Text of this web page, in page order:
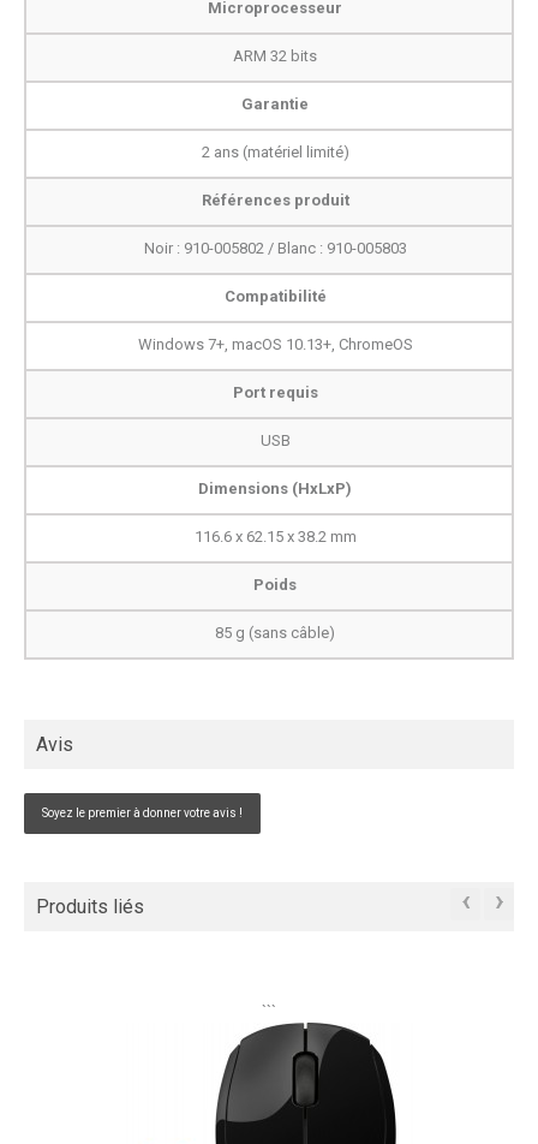
Microprocesseur
ARM 32 bits
Garantie
2 ans (matériel limité)
Références produit
Noir : 910-005802 / Blanc : 910-005803
Compatibilité
Windows 7+, macOS 10.13+, ChromeOS
Port requis
USB
Dimensions (HxLxP)
116.6 x 62.15 x 38.2 mm
Poids
85 g (sans câble)
Avis
Soyez le premier à donner votre avis !
Produits liés ‹ ›
```